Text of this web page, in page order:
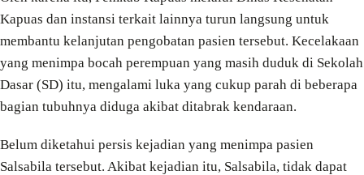
Kapuas dan instansi terkait lainnya turun langsung untuk
membantu kelanjutan pengobatan pasien tersebut. Kecelakaan
yang menimpa bocah perempuan yang masih duduk di Sekolah
Dasar (SD) itu, mengalami luka yang cukup parah di beberapa
bagian tubuhnya diduga akibat ditabrak kendaraan.
Belum diketahui persis kejadian yang menimpa pasien
Salsabila tersebut. Akibat kejadian itu, Salsabila, tidak dapat